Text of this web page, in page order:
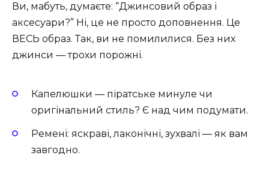
Ви, мабуть, думаєте: “Джинсовий образ і
аксесуари?” Ні, це не просто доповнення. Це
ВЕСЬ образ. Так, ви не помилилися. Без них
джинси — трохи порожні.
Капелюшки — піратське минуле чи
оригінальний стиль? Є над чим подумати.
Ремені: яскраві, лаконічні, зухвалі — як вам
завгодно.